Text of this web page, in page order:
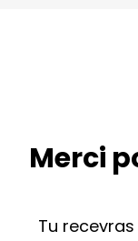
Merci
Tu